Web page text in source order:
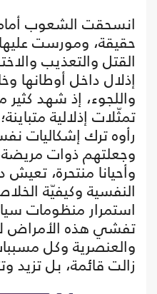
انسحقت الشعوب
حقيقة، ومورست
القتل والتعذيب
إذلال داخل أوطانها
واللجوء، إذ شهد كثير
تمثّلات إذلالية
رأوه ترك إشكاليات
وجعلتهم ذوات
وأحيانا منتحرة،
النفسية وكيفيّة
استمرار منظومات
تفشي هذه الأمراض
والعنصرية وكل
زالت قائمة، بل تزيد